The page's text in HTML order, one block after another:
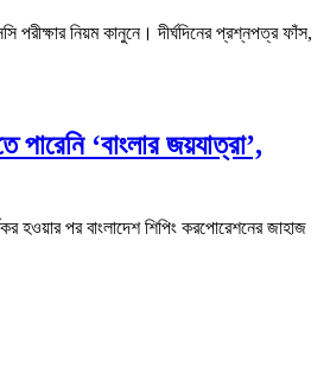
নিয়ম কানুনে। দীর্ঘদিনের প্রশ্নপত্র ফাঁস,
‘বাংলার জয়যাত্রা’,
হওয়ার পর বাংলাদেশ শিপিং করপোরেশনের জাহাজ